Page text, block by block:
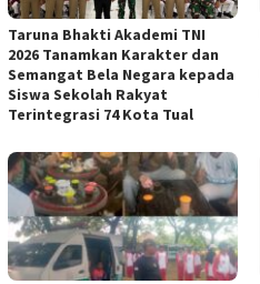
Taruna Bhakti Akademi TNI
2026 Tanamkan Karakter dan
Semangat Bela Negara kepada
Siswa Sekolah Rakyat
Terintegrasi 74 Kota Tual